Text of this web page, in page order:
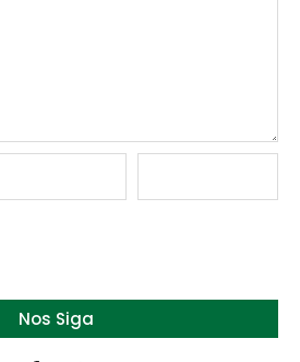
Nos Siga